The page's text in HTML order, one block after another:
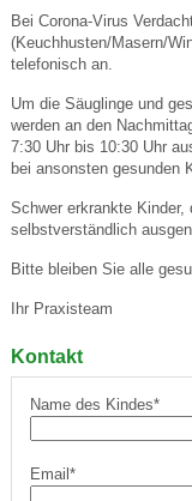
Bei Corona-Virus
(Keuchhusten/Masern/
telefonisch an.
Um die Säuglinge und
werden an den
7:30 Uhr bis 10:30 Uhr
bei ansonsten gesunden
Schwer erkrankte Kinder,
selbstverständlich
Bitte bleiben Sie alle
Ihr Praxisteam
Kontakt
Name des Kindes*
Email*